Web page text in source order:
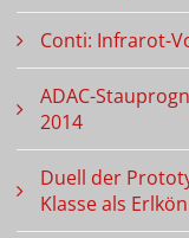
Conti: Infrarot-
ADAC-
2014
Duell der
Klasse als